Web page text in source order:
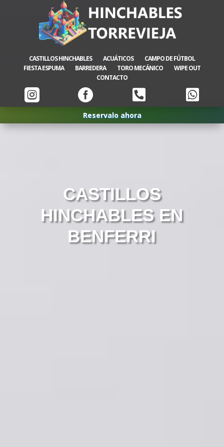
CASTILLOS HINCHABLES ACUÁTICOS
CAMPO DE FÚTBOL
FIESTA ESPUMA
BARREDERA TORO MECÁNICO
WIPE OUT
CONTACTO
   
Reservalo ahora
CASTILLOS
HINCHABLES EN
BENFERRI